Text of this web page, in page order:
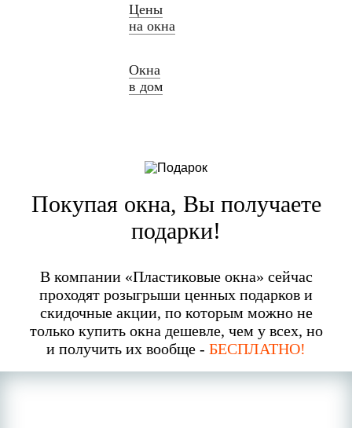
Цены
на окна
Окна
в дом
Покупая окна, Вы получаете
подарки!
В компании «Пластиковые окна» сейчас
проходят розыгрыши ценных подарков и
скидочные акции, по которым можно не
только купить окна дешевле, чем у всех, но
и получить их вообще - БЕСПЛАТНО!